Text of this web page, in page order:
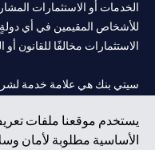
يستخدم موقعنا ملفات
الأساسية مطلوبة لأمان
الخدمات أو الاستثمارات
للأشخاص المقيمين في أي دولةٍ
الاستثمارات مخالفًا للقانون أو
سيتي بنك إن. إيه. الإمارات